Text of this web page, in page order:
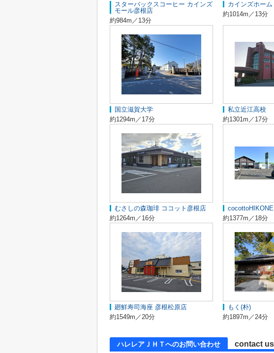
スターバックスコーヒー カインズ
モール彦根店
約984m／13分
カインズホー
約1014m／13分
国立滋賀大学
約1294m／17分
私立近江高校
約1301m／17分
むさしの森珈琲 ココット彦根店
約1264m／16分
cocottoHIKONE
約1377m／18分
廻鮮寿司海座 彦根松原店
約1549m／20分
もく(朴)
約1897m／24分
ハレレアＪＨＴへのお問い合わせ contact us